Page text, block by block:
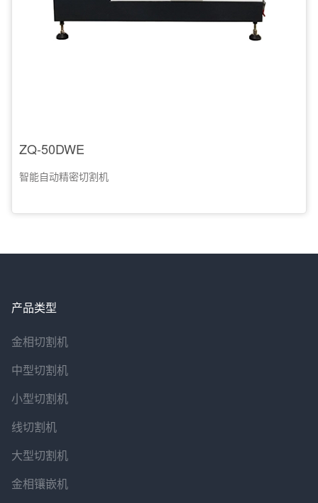
ZQ-50DWE
智能自动精密切割机
产品类型
金相切割机
中型切割机
小型切割机
线切割机
大型切割机
金相镶嵌机